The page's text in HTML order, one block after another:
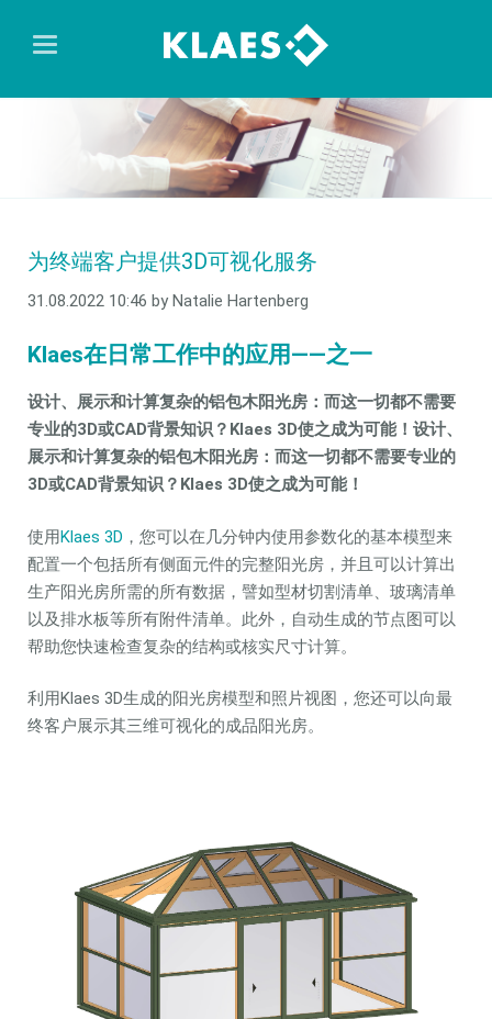
为终端客户提供3D可视化服务
31.08.2022 10:46 by Natalie Hartenberg
Klaes在日常工作中的应用——之一
设计、展示和计算复杂的铝包木阳光房：而这一切都不需要
专业的3D或CAD背景知识？Klaes 3D使之成为可能！设计、
展示和计算复杂的铝包木阳光房：而这一切都不需要专业的
3D或CAD背景知识？Klaes 3D使之成为可能！
使用Klaes 3D ，您可以在几分钟内使用参数化的基本模型来
配置一个包括所有侧面元件的完整阳光房，并且可以计算出
生产阳光房所需的所有数据，譬如型材切割清单、玻璃清单
以及排水板等所有附件清单。此外，自动生成的节点图可以
帮助您快速检查复杂的结构或核实尺寸计算。
利用Klaes 3D生成的阳光房模型和照片视图，您还可以向最
终客户展示其三维可视化的成品阳光房。